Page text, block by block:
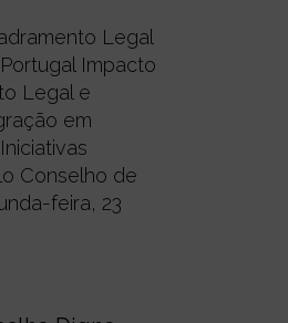
Legal
Impacto
Legal e
em
Conselho de
feira, 23